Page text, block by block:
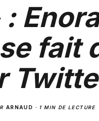
:
fait
ARNAUD · 1 MIN DE LECTURE